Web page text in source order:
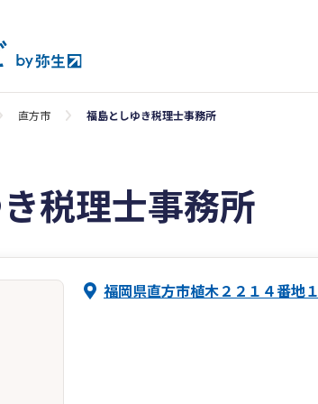
直方市 福島としゆき税理士事務所
税理士事務所
福岡県直方市植木２２１４番地１